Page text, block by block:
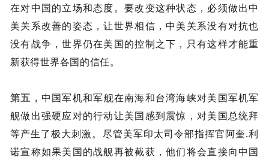
在对中国的立场和态度。要改变这种状态，必须做出中
美关系改善的姿态，让世界相信，中美关系没有对抗也
没有战争，世界仍在美国的控制之下，只有这样才能重
新获得世界各国的信任。
第五， 中国军机和军舰在南海和台湾海峡对美国军机军
舰做出强硬应对的行动让美国感到震惊，对美国总统拜
等产生了极大刺激。尽管美军印太司令部指挥官阿奎.利
诺宣称如果美国的战舰再被截获，他们将会直接向中国